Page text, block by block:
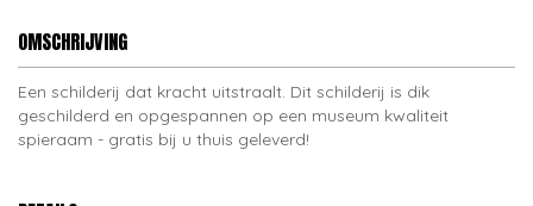
OMSCHRIJVING
Een schilderij dat kracht uitstraalt. Dit schilderij is dik
geschilderd en opgespannen op een museum kwaliteit
spieraam - gratis bij u thuis geleverd!